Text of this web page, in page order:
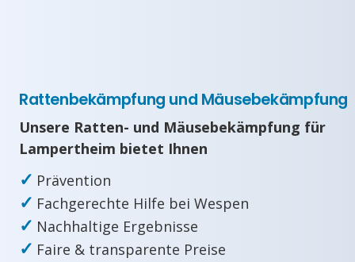
Rattenbekämpfung und Mäusebekämpfung
Unsere Ratten- und Mäusebekämpfung für
Lampertheim bietet Ihnen
✓ Prävention
✓ Fachgerechte Hilfe bei Wespen
✓ Nachhaltige Ergebnisse
✓ Faire & transparente Preise